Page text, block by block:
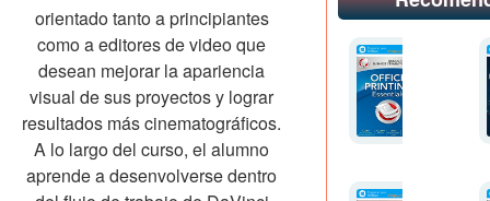
orientado tanto a principiantes
como a editores de video que
desean mejorar la apariencia
visual de sus proyectos y lograr
resultados más cinematográficos.
A lo largo del curso, el alumno
aprende a desenvolverse dentro